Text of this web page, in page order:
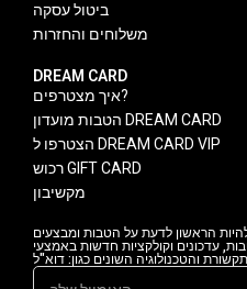
ביטול עסקה
משלוחים והחזרות
DREAM CARD
איך מצטרפים?
הטבות מועדון DREAM CARD
הצטרפו ל DREAM CARD VIP
רכוש GIFT CARD
מקשיבון
עדכונים וקולקציות חדשות באמצעי